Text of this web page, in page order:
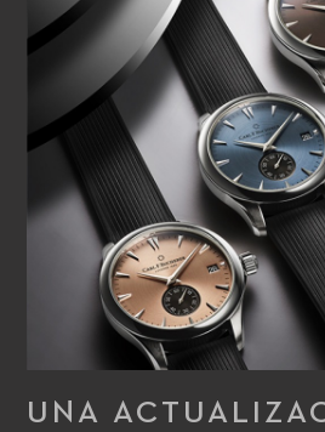
UNA